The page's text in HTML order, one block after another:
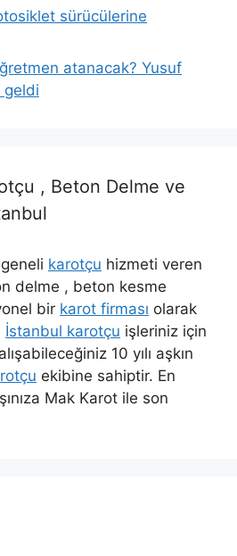
sürücülerine
atanacak? Yusuf
geldi
, Beton Delme ve
karotçu hizmeti veren
delme , beton kesme
bir karot firması olarak
İstanbul karotçu işleriniz için
10 yılı aşkın
ekibine sahiptir. En
Mak Karot ile son